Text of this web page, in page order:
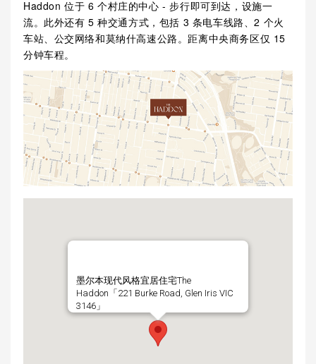
Haddon 位于 6 个村庄的中心 - 步行即可到达，设施一
流。此外还有 5 种交通方式，包括 3 条电车线路、2 个火
车站、公交网络和莫纳什高速公路。距离中央商务区仅 15
分钟车程。
墨尔本现代风格宜居住宅The
Haddon「221 Burke Road, Glen Iris VIC
3146」